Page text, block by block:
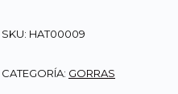
SKU: HAT00009
CATEGORÍA: GORRAS